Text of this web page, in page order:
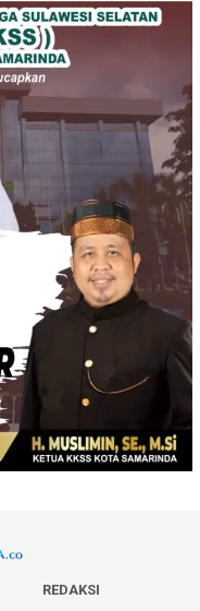
REDAKSI